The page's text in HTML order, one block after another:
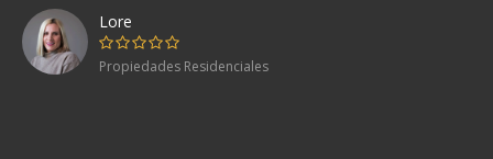
Lore
Propiedades Residenciales